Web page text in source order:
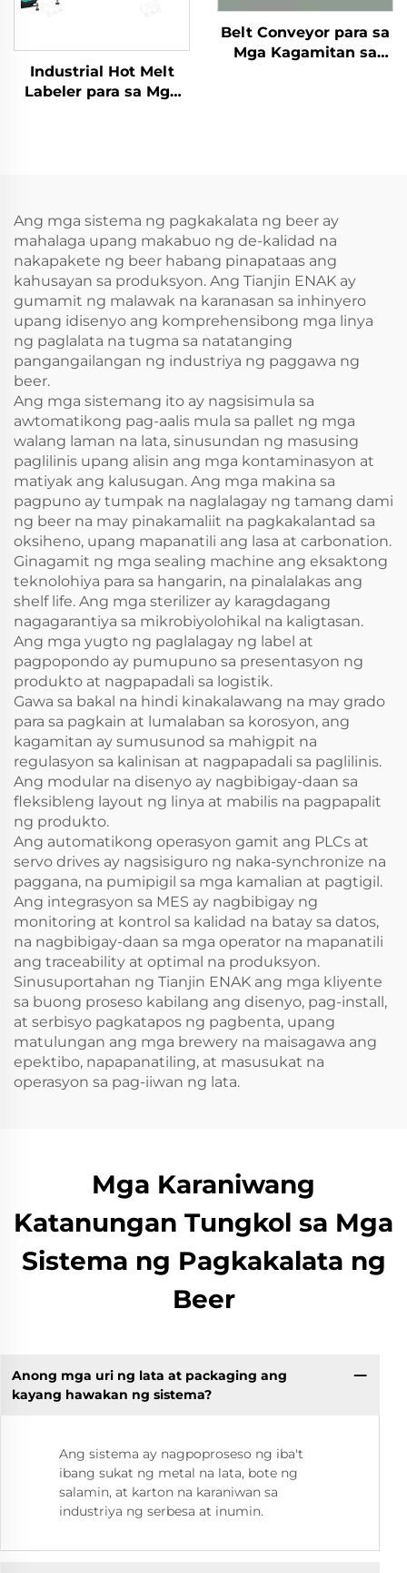
Industrial Hot Melt
Labeler para sa Mga
Belt Conveyor para sa
Mga Kagamitan sa
Ang mga sistema ng pagkakalata ng beer ay
mahalaga upang makabuo ng de-kalidad na
nakapakete ng beer habang pinapataas ang
kahusayan sa produksyon. Ang Tianjin ENAK ay
gumamit ng malawak na karanasan sa inhinyero
upang idisenyo ang komprehensibong mga linya
ng paglalata na tugma sa natatanging
pangangailangan ng industriya ng paggawa ng
beer.
Ang mga sistemang ito ay nagsisimula sa
awtomatikong pag-aalis mula sa pallet ng mga
walang laman na lata, sinusundan ng masusing
paglilinis upang alisin ang mga kontaminasyon at
matiyak ang kalusugan. Ang mga makina sa
pagpuno ay tumpak na naglalagay ng tamang dami
ng beer na may pinakamaliit na pagkakalantad sa
oksiheno, upang mapanatili ang lasa at carbonation.
Ginagamit ng mga sealing machine ang eksaktong
teknolohiya para sa hangarin, na pinalalakas ang
shelf life. Ang mga sterilizer ay karagdagang
nagagarantiya sa mikrobiyolohikal na kaligtasan.
Ang mga yugto ng paglalagay ng label at
pagpopondo ay pumupuno sa presentasyon ng
produkto at nagpapadali sa logistik.
Gawa sa bakal na hindi kinakalawang na may grado
para sa pagkain at lumalaban sa korosyon, ang
kagamitan ay sumusunod sa mahigpit na
regulasyon sa kalinisan at nagpapadali sa paglilinis.
Ang modular na disenyo ay nagbibigay-daan sa
fleksibleng layout ng linya at mabilis na pagpapalit
ng produkto.
Ang automatikong operasyon gamit ang PLCs at
servo drives ay nagsisiguro ng naka-synchronize na
paggana, na pumipigil sa mga kamalian at pagtigil.
Ang integrasyon sa MES ay nagbibigay ng
monitoring at kontrol sa kalidad na batay sa datos,
na nagbibigay-daan sa mga operator na mapanatili
ang traceability at optimal na produksyon.
Sinusuportahan ng Tianjin ENAK ang mga kliyente
sa buong proseso kabilang ang disenyo, pag-install,
at serbisyo pagkatapos ng pagbenta, upang
matulungan ang mga brewery na maisagawa ang
epektibo, napapanatiling, at masusukat na
operasyon sa pag-iiwan ng lata.
Mga Karaniwang
Katanungan Tungkol sa Mga
Sistema ng Pagkakalata ng
Beer
Anong mga uri ng lata at packaging ang
kayang hawakan ng sistema?
Ang sistema ay nagpoproseso ng iba't
ibang sukat ng metal na lata, bote ng
salamin, at karton na karaniwan sa
industriya ng serbesa at inumin.